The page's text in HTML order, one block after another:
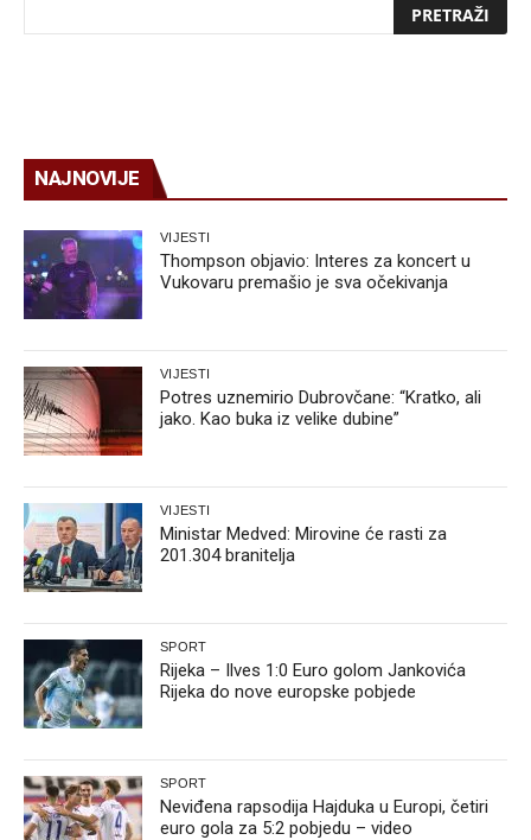
NAJNOVIJE
VIJESTI
Thompson objavio: Interes za koncert u
Vukovaru premašio je sva očekivanja
VIJESTI
Potres uznemirio Dubrovčane: “Kratko, ali
jako. Kao buka iz velike dubine”
VIJESTI
Ministar Medved: Mirovine će rasti za
201.304 branitelja
SPORT
Rijeka – Ilves 1:0 Euro golom Jankovića
Rijeka do nove europske pobjede
SPORT
Neviđena rapsodija Hajduka u Europi, četiri
euro gola za 5:2 pobjedu – video